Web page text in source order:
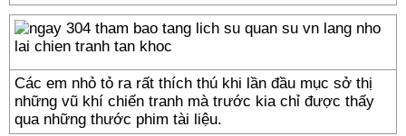
Các em nhỏ tỏ ra rất thích thú khi lần đầu mục sở thị
những vũ khí chiến tranh mà trước kia chỉ được thấy
qua những thước phim tài liệu.